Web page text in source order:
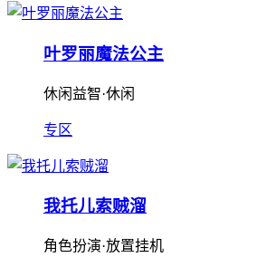
叶罗丽魔法公主
休闲益智·休闲
专区
我托儿索贼溜
角色扮演·放置挂机